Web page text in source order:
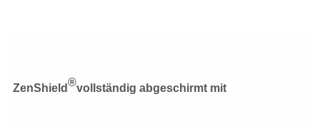
ZenShield®vollständig abgeschirmt mit